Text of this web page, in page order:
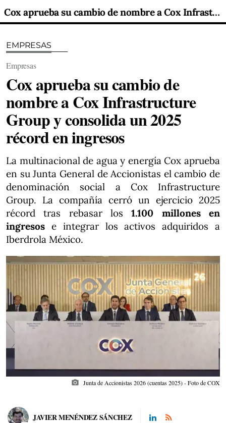
Cox aprueba su cambio de nombre a Cox Infrastructure Group y consolida un 2025 récord en ingresos
EMPRESAS
Empresas
Cox aprueba su cambio de
nombre a Cox Infrastructure
Group y consolida un 2025
récord en ingresos
La multinacional de agua y energía Cox aprueba
en su Junta General de Accionistas el cambio de
denominación social a Cox Infrastructure
Group. La compañía cerró un ejercicio 2025
récord tras rebasar los 1.100 millones en
ingresos e integrar los activos adquiridos a
Iberdrola México.
photo_camera Junta de Accionistas 2026 (cuentas 2025) - Foto de COX
JAVIER MENÉNDEZ SÁNCHEZ